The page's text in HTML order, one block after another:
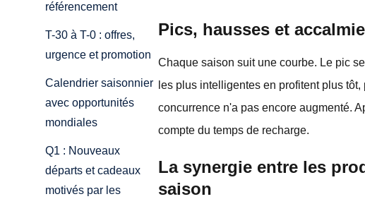
référencement
T-30 à T-0 : offres,
urgence et promotion
Calendrier saisonnier
avec opportunités
mondiales
Q1 : Nouveaux
départs et cadeaux
motivés par les
Pics, hausses et
Chaque saison suit une courbe. Le pic
les plus intelligentes en profitent plus
concurrence n'a pas encore augmenté.
compte du temps de recharge.
La synergie entre les
saison